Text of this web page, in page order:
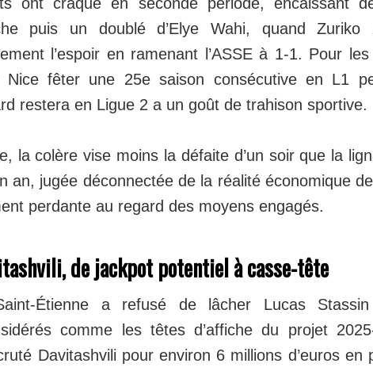
puis un doublé d’Elye Wahi, quand Zuriko
l’espoir en ramenant l’ASSE à 1-1. Pour
Nice fêter une 25e saison consécutive en L1
restera en Ligue 2 a un goût de trahison sportive.
la colère vise moins la défaite d’un soir que la
an, jugée déconnectée de la réalité économique
perdante au regard des moyens engagés.
de jackpot potentiel à casse-tête
Étienne a refusé de lâcher Lucas
comme les têtes d’affiche du projet
Davitashvili pour environ 6 millions d’euros en